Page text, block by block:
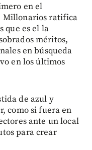
en el
Millonarios ratifica
que es el la
méritos,
en búsqueda
en los últimos
de azul y
como si fuera en
ante un local
para crear